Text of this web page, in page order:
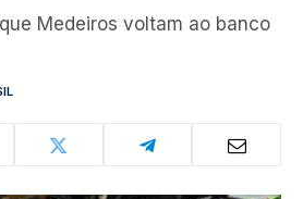
Medeiros voltam ao banco